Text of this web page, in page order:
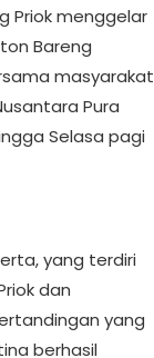
Priok menggelar
Bareng
masyarakat
Pura
Selasa pagi
yang terdiri
dan
yang
berhasil